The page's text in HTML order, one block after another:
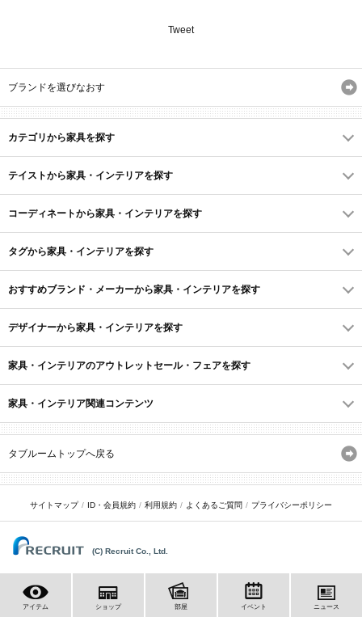
Tweet
ブランドを選びなおす
カテゴリから家具を探す
テイストから家具・インテリアを探す
コーディネートから家具・インテリアを探す
タグから家具・インテリアを探す
おすすめブランド・メーカーから家具・インテリアを探す
デザイナーから家具・インテリアを探す
家具・インテリアのアウトレットセール・フェアを探す
家具・インテリア関連コンテンツ
タブルームトップへ戻る
アイテム ショップ 部屋 イベント ニュース
サイトマップ ID・会員規約 利用規約 よくあるご質問 プライバシーポリシー
(C) Recruit Co., Ltd.